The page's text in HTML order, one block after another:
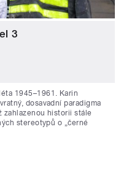
3
1945–1961. Karin
dosavadní paradigma
zahlazenou historii stále
stereotypů o „černé